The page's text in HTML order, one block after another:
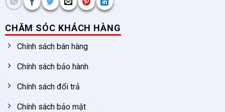
CHĂM SÓC KHÁCH HÀNG
Chính sách bán hàng
Chính sách bảo hành
Chính sách đổi trả
Chính sách bảo mật